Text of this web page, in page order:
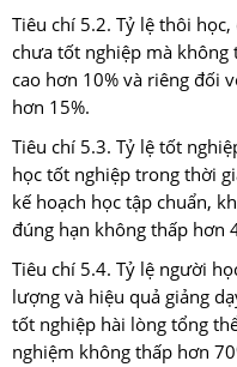
Tiêu chí 5.2. Tỷ lệ thôi
chưa tốt nghiệp mà
cao hơn 10% và riêng đối
hơn 15%.
Tiêu chí 5.3. Tỷ lệ tốt
học tốt nghiệp trong thời
kế hoạch học tập chuẩn,
đúng hạn không thấp hơn
Tiêu chí 5.4. Tỷ lệ người
lượng và hiệu quả giảng
tốt nghiệp hài lòng tổng
nghiệm không thấp hơn